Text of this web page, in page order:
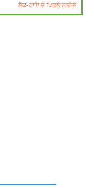
ਲੋਕ-ਰਾਇ ਦੇ ਪਿਛਲੇ ਨਤੀਜੇ